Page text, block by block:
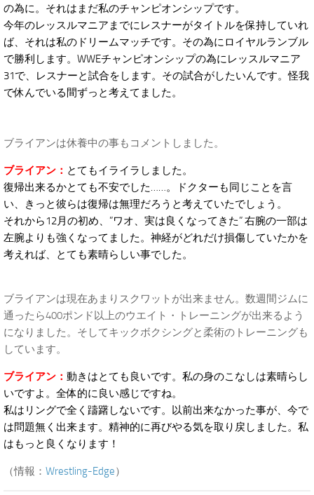
の為に。それはまだ私のチャンピオンシップです。
今年のレッスルマニアまでにレスナーがタイトルを保持していれ
ば、それは私のドリームマッチです。その為にロイヤルランブル
で勝利します。WWEチャンピオンシップの為にレッスルマニア
31で、レスナーと試合をします。その試合がしたいんです。怪我
で休んでいる間ずっと考えてました。
ブライアンは休養中の事もコメントしました。
ブライアン： とてもイライラしました。
復帰出来るかとても不安でした……。ドクターも同じことを言
い、きっと彼らは復帰は無理だろうと考えていたでしょう。
それから12月の初め、”ワオ、実は良くなってきた” 右腕の一部は
左腕よりも強くなってました。神経がどれだけ損傷していたかを
考えれば、とても素晴らしい事でした。
ブライアンは現在あまりスクワットが出来ません。数週間ジムに
通ったら400ポンド以上のウエイト・トレーニングが出来るよう
になりました。そしてキックボクシングと柔術のトレーニングも
しています。
ブライアン： 動きはとても良いです。私の身のこなしは素晴らし
いですよ。全体的に良い感じですね。
私はリングで全く躊躇しないです。以前出来なかった事が、今で
は問題無く出来ます。精神的に再びやる気を取り戻しました。私
はもっと良くなります！
（情報： Wrestling-Edge）